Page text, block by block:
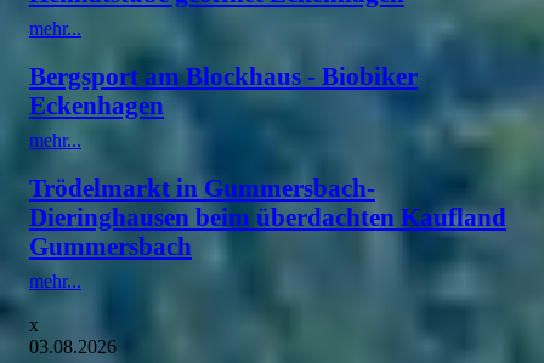
mehr...
Bergsport am Blockhaus - Biobiker
Eckenhagen
mehr...
Trödelmarkt in Gummersbach-
Dieringhausen beim überdachten Kaufland
Gummersbach
mehr...
x
03.08.2026